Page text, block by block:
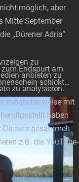
möglich, aber
Mitte September
„Dürener Adria“
Endspurt am
schickt…
zu
anbieten zu
zu analysieren.
möglicherweise mit
haben
Dienste gesammelt
z.B. die YouTube-